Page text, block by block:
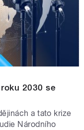
2030 se
a tato krize
Národního